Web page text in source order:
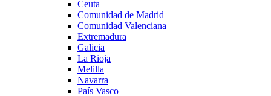
Ceuta
Comunidad de Madrid
Comunidad Valenciana
Extremadura
Galicia
La Rioja
Melilla
Navarra
País Vasco